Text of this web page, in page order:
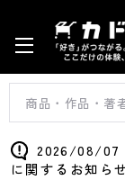
2026/08/07
に関するお知ら